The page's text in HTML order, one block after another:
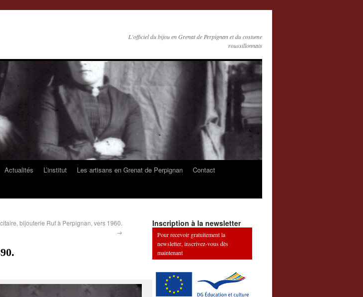
L'officiel du bijou en Grenat de Perpignan et du costume
roussillonnais
Actualités L’institut Les artisans en Grenat de Perpignan
Contact
bijouterie Ruf à Perpignan, vers 1960.
→
Inscription à la newsletter
Pour recevoir gratuitement la
newsletter, inscrivez-vous dès
maintenant